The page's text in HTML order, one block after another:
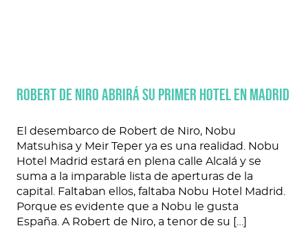
Robert De Niro abrirá su primer hotel en Madrid
El desembarco de Robert de Niro, Nobu
Matsuhisa y Meir Teper ya es una realidad. Nobu
Hotel Madrid estará en plena calle Alcalá y se
suma a la imparable lista de aperturas de la
capital. Faltaban ellos, faltaba Nobu Hotel Madrid.
Porque es evidente que a Nobu le gusta
España. A Robert de Niro, a tenor de su […]